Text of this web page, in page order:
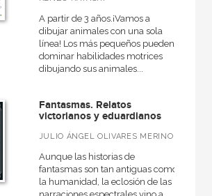
A partir de 3 años.¡Vamos a
dibujar animales con una sola
línea! Los más pequeños pueden
dominar habilidades motrices
dibujando sus animales...
Fantasmas. Relatos
victorianos y eduardianos
JULIO ÁNGEL OLIVARES MERINO
Aunque las historias de
fantasmas son tan antiguas como
la humanidad, la eclosión de las